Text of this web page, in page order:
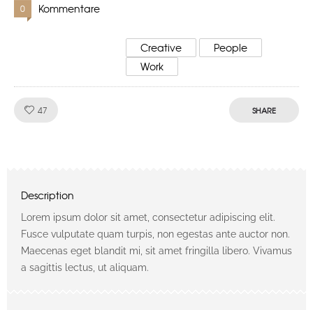
0 Kommentare
Creative
People
Work
47 SHARE
Description
Lorem ipsum dolor sit amet, consectetur adipiscing elit.
Fusce vulputate quam turpis, non egestas ante auctor non.
Maecenas eget blandit mi, sit amet fringilla libero. Vivamus
a sagittis lectus, ut aliquam.